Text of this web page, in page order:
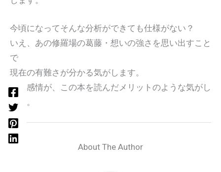
今頃になってそんな分析ができても仕様がない？
いえ、あの修羅場の葛藤・想いの強さを思い出すこと
で
現在の有難さが分かる気がします。
この感情が、この本を読んだメリットのような気がし
ます。
About The Author